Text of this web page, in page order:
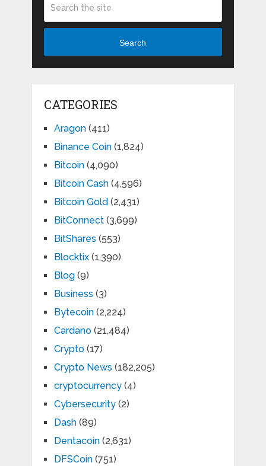
Search
CATEGORIES
Aragon(411)
Binance Coin(1,824)
Bitcoin(4,090)
Bitcoin Cash(4,596)
Bitcoin Gold(2,431)
BitConnect(3,699)
BitShares (553)
Blocktix(1,390)
Blog(9)
Business (3)
Bytecoin(2,224)
Cardano(21,484)
Crypto(17)
Crypto News (182,205)
cryptocurrency(4)
Cybersecurity(2)
Dash(89)
Dentacoin(2,631)
DFSCoin(751)